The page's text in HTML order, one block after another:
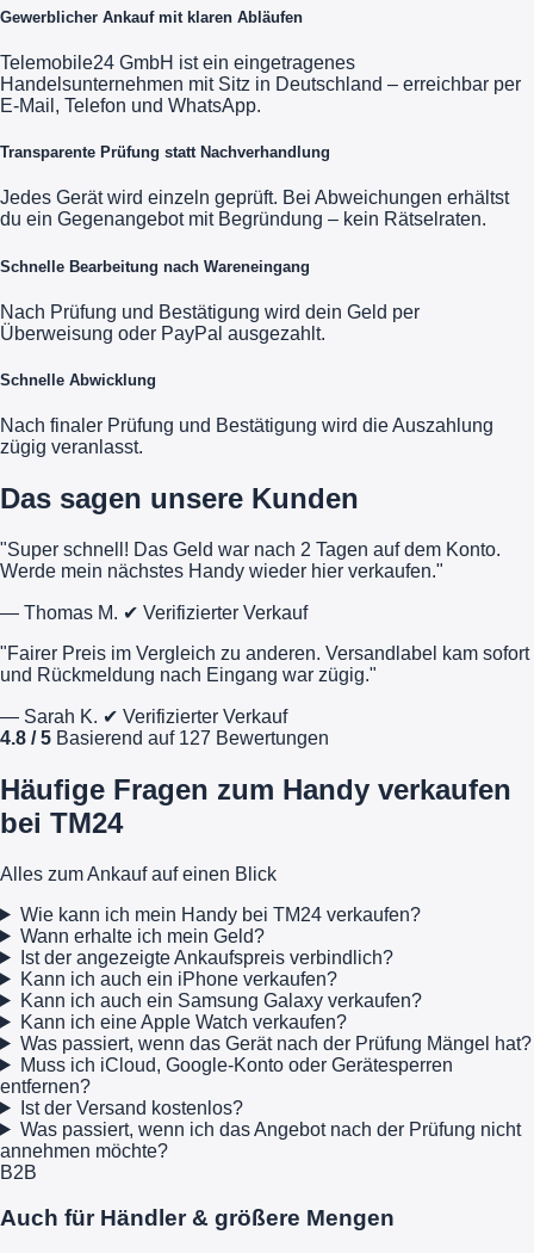
Gewerblicher Ankauf mit klaren Abläufen
Telemobile24 GmbH ist ein eingetragenes
Handelsunternehmen mit Sitz in Deutschland – erreichbar per
E-Mail, Telefon und WhatsApp.
Transparente Prüfung statt Nachverhandlung
Jedes Gerät wird einzeln geprüft. Bei Abweichungen erhältst
du ein Gegenangebot mit Begründung – kein Rätselraten.
Schnelle Bearbeitung nach Wareneingang
Nach Prüfung und Bestätigung wird dein Geld per
Überweisung oder PayPal ausgezahlt.
Schnelle Abwicklung
Nach finaler Prüfung und Bestätigung wird die Auszahlung
zügig veranlasst.
Das sagen unsere Kunden
"Super schnell! Das Geld war nach 2 Tagen auf dem Konto.
Werde mein nächstes Handy wieder hier verkaufen."
— Thomas M. ✔ Verifizierter Verkauf
"Fairer Preis im Vergleich zu anderen. Versandlabel kam sofort
und Rückmeldung nach Eingang war zügig."
— Sarah K. ✔ Verifizierter Verkauf
4.8 / 5 Basierend auf 127 Bewertungen
Häufige Fragen zum Handy verkaufen
bei TM24
Alles zum Ankauf auf einen Blick
Wie kann ich mein Handy bei TM24 verkaufen?
Wann erhalte ich mein Geld?
Ist der angezeigte Ankaufspreis verbindlich?
Kann ich auch ein iPhone verkaufen?
Kann ich auch ein Samsung Galaxy verkaufen?
Kann ich eine Apple Watch verkaufen?
Was passiert, wenn das Gerät nach der Prüfung Mängel hat?
Muss ich iCloud, Google-Konto oder Gerätesperren
entfernen?
Ist der Versand kostenlos?
Was passiert, wenn ich das Angebot nach der Prüfung nicht
annehmen möchte?
B2B
Auch für Händler & größere Mengen